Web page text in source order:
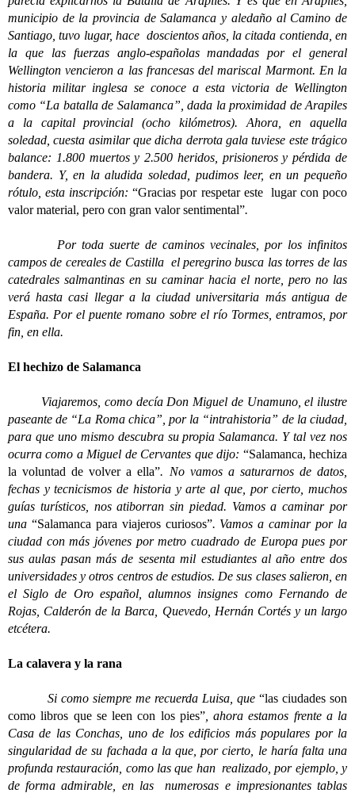
municipio de la provincia de Salamanca y aledaño al Camino de
Santiago, tuvo lugar, hace doscientos años, la citada contienda, en
la que las fuerzas anglo-españolas mandadas por el general
Wellington vencieron a las francesas del mariscal Marmont. En la
historia militar inglesa se conoce a esta victoria de Wellington
como “La batalla de Salamanca”, dada la proximidad de Arapiles
a la capital provincial (ocho kilómetros). Ahora, en aquella
soledad, cuesta asimilar que dicha derrota gala tuviese este trágico
balance: 1.800 muertos y 2.500 heridos, prisioneros y pérdida de
bandera. Y, en la aludida soledad, pudimos leer, en un pequeño
rótulo, esta inscripción:“Gracias por respetar este lugar con poco
valor material, pero con gran valor sentimental”.
Por toda suerte de caminos vecinales, por los infinitos
campos de cereales de Castilla el peregrino busca las torres de las
catedrales salmantinas en su caminar hacia el norte, pero no las
verá hasta casi llegar a la ciudad universitaria más antigua de
España. Por el puente romano sobre el río Tormes, entramos, por
fin, en ella.
El hechizo de Salamanca
Viajaremos, como decía Don Miguel de Unamuno, el ilustre
paseante de “La Roma chica”, por la “intrahistoria” de la ciudad,
para que uno mismo descubra su propia Salamanca. Y tal vez nos
ocurra como a Miguel de Cervantes que dijo: “Salamanca, hechiza
la voluntad de volver a ella”. No vamos a saturarnos de datos,
fechas y tecnicismos de historia y arte al que, por cierto, muchos
guías turísticos, nos atiborran sin piedad. Vamos a caminar por
una “Salamanca para viajeros curiosos”. Vamos a caminar por la
ciudad con más jóvenes por metro cuadrado de Europa pues por
sus aulas pasan más de sesenta mil estudiantes al año entre dos
universidades y otros centros de estudios. De sus clases salieron, en
el Siglo de Oro español, alumnos insignes como Fernando de
Rojas, Calderón de la Barca, Quevedo, Hernán Cortés y un largo
etcétera.
La calavera y la rana
Si como siempre me recuerda Luisa, que “las ciudades son
como libros que se leen con los pies”, ahora estamos frente a la
Casa de las Conchas, uno de los edificios más populares por la
singularidad de su fachada a la que, por cierto, le haría falta una
profunda restauración, como las que han realizado, por ejemplo, y
de forma admirable, en las numerosas e impresionantes tablas